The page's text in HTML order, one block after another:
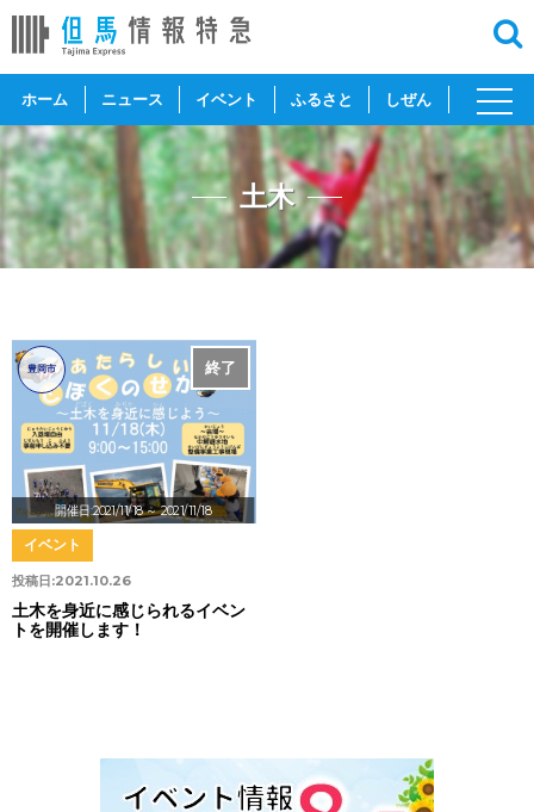
ホーム ニュース イベント ふるさと しぜん
toggle
土木
開催日:2021/11/18～ 2021/11/18
終了
豊岡市
投稿日:2021.10.26
イベント
土木を身近に感じられるイベン
トを開催します！